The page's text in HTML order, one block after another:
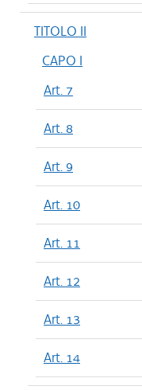
TITOLO II
CAPO I
Art. 7
Art. 8
Art. 9
Art. 10
Art. 11
Art. 12
Art. 13
Art. 14